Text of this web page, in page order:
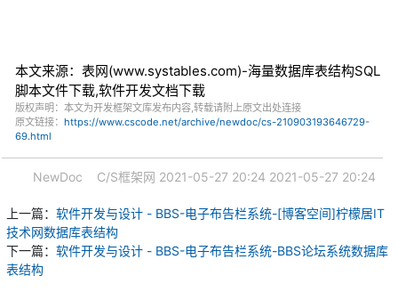
本文来源：表网(www.systables.com)-海量数据库表结构SQL
脚本文件下载,软件开发文档下载
版权声明：本文为开发框架文库发布内容,转载请附上原文出处连接
原文链接： https://www.cscode.net/archive/newdoc/cs-210903193646729-
69.html
NewDoc C/S框架网 2021-05-27 20:24 2021-05-27 20:24
上一篇： 软件开发与设计 - BBS-电子布告栏系统-[博客空间]柠檬居IT
技术网数据库表结构
下一篇： 软件开发与设计 - BBS-电子布告栏系统-BBS论坛系统数据库
表结构